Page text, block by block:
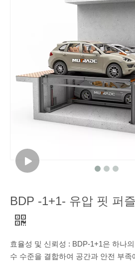
BDP -1+1- 유압 핏 퍼
효율성 및 신뢰성 : BDP-1+1은 하나
수 수준을 결합하여 공간과 안전 부